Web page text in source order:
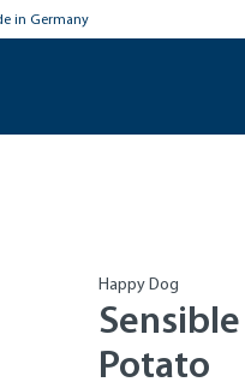
in Germany
Happy Dog
Potato